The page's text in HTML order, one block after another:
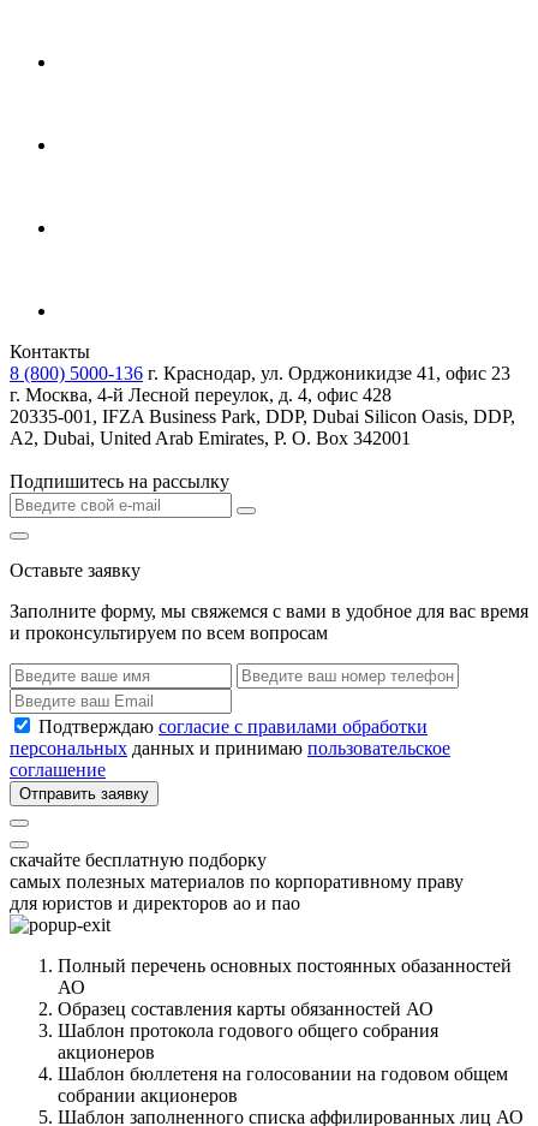
Контакты
8 (800) 5000-136 г. Краснодар, ул. Орджоникидзе 41, офис 23
г. Москва, 4-й Лесной переулок, д. 4, офис 428
20335-001, IFZA Business Park, DDP, Dubai Silicon Oasis, DDP,
A2, Dubai, United Arab Emirates, P. O. Box 342001
Подпишитесь на рассылку
Оставьте заявку
Заполните форму, мы свяжемся с вами в удобное для вас время
и проконсультируем по всем вопросам
Подтверждаю согласие с правилами обработки
персональных данных и принимаю пользовательское
соглашение
Отправить заявку
скачайте бесплатную подборку
самых полезных материалов по корпоративному праву
для юристов и директоров ао и пао
Полный перечень основных постоянных обазанностей
АО
Образец составления карты обязанностей АО
Шаблон протокола годового общего собрания
акционеров
Шаблон бюллетеня на голосовании на годовом общем
собрании акционеров
Шаблон заполненного списка аффилированных лиц АО